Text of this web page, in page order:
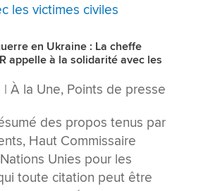
en Ukraine : La cheffe
appelle à la solidarité avec les
| À la Une, Points de presse
des propos tenus par
Haut Commissaire
Unies pour les
toute citation peut être